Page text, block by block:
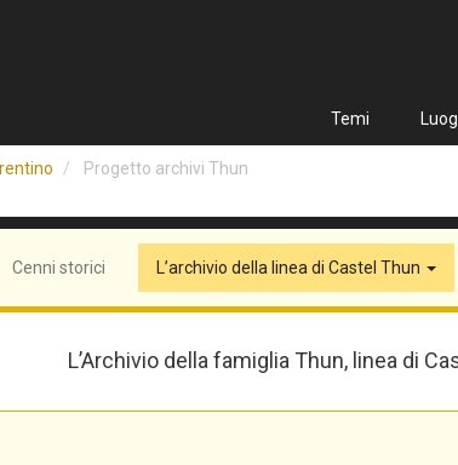
Temi
Progetto archivi Thun
Cenni storici L’archivio della linea di Castel Thun
L’Archivio della famiglia Thun, linea di